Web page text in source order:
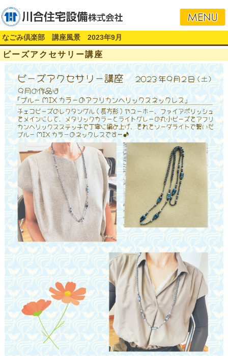
なごみ倶楽部 講座風景 2023年9月
ビーズアクセサリー講座